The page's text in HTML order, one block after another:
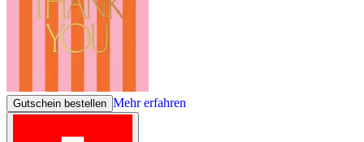
Gutschein bestellen Mehr erfahren